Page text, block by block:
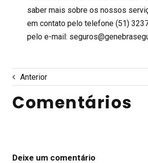
saber mais sobre os nossos
em contato pelo telefone (51)
pelo e-mail:
Anterior
Comentários
Deixe um comentário